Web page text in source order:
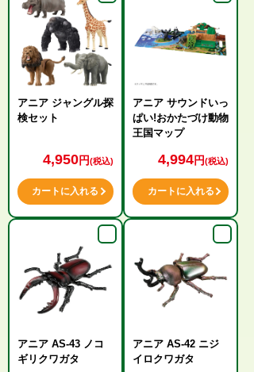
アニア ジャングル探
検セット
4,950円(税込)
カートに入れる
アニア サウンドいっ
ぱい!おかたづけ動物
王国マップ
4,994円(税込)
カートに入れる
アニア AS-43 ノコ
ギリクワガタ
アニア AS-42 ニジ
イロクワガタ